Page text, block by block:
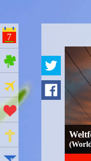
7
ges Feiertage
Ferien
Aktionstage
Gedenktage